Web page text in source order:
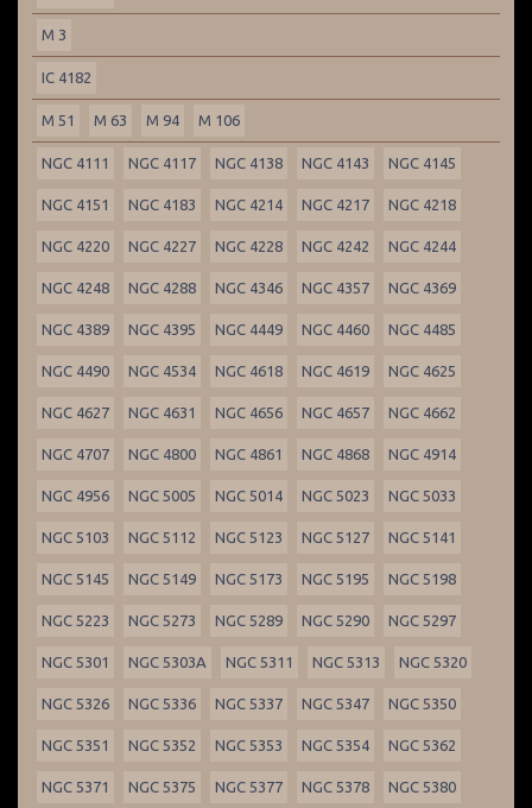
M 3
IC 4182
M 51 M 63 M 94 M 106
NGC 4111 NGC 4117 NGC 4138 NGC 4143 NGC 4145
NGC 4151 NGC 4183 NGC 4214 NGC 4217 NGC 4218
NGC 4220 NGC 4227 NGC 4228 NGC 4242 NGC 4244
NGC 4248 NGC 4288 NGC 4346 NGC 4357 NGC 4369
NGC 4389 NGC 4395 NGC 4449 NGC 4460 NGC 4485
NGC 4490 NGC 4534 NGC 4618 NGC 4619 NGC 4625
NGC 4627 NGC 4631 NGC 4656 NGC 4657 NGC 4662
NGC 4707 NGC 4800 NGC 4861 NGC 4868 NGC 4914
NGC 4956 NGC 5005 NGC 5014 NGC 5023 NGC 5033
NGC 5103 NGC 5112 NGC 5123 NGC 5127 NGC 5141
NGC 5145 NGC 5149 NGC 5173 NGC 5195 NGC 5198
NGC 5223 NGC 5273 NGC 5289 NGC 5290 NGC 5297
NGC 5301 NGC 5303A NGC 5311 NGC 5313 NGC 5320
NGC 5326 NGC 5336 NGC 5337 NGC 5347 NGC 5350
NGC 5351 NGC 5352 NGC 5353 NGC 5354 NGC 5362
NGC 5371 NGC 5375 NGC 5377 NGC 5378 NGC 5380